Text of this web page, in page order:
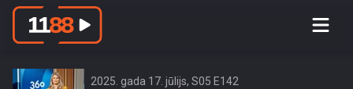
Pasniegtas \"Gada prece 2024\" goda
2025. gada 17. jūlijs, S05 E142